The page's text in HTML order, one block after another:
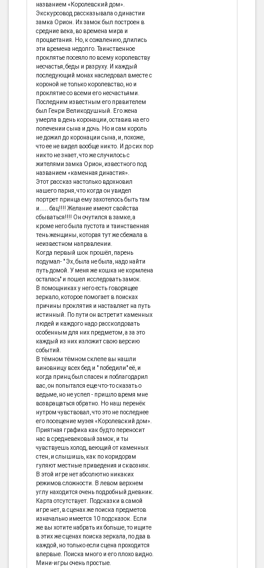
названием «Королевский дом».
Экскурсовод рассказывала о династии
замка Орион. Их замок был построен в
средние века, во времена мира и
процветания. Но, к сожалению, длились
эти времена недолго. Таинственное
проклятье посеяло по всему королевству
несчастья, беды и разруху. И каждый
последующий монах наследовал вместе с
короной не только королевство, но и
проклятие со всеми его несчастьями.
Последним известным его правителем
был Генри Великодушный. Его жена
умерла в день коронации, оставив на его
попечении сына и дочь. Но и сам король
не дожил до коронации сына, и, похоже,
что ее не видел вообще никто. И до сих пор
никто не знает, что же случилось с
жителями замка Орион, известного под
названием «каменная династия».
Этот рассказ настолько вдохновил
нашего парня, что когда он увидел
портрет принца ему захотелось быть там
и..... бац!!!! Желание имеют свойства
сбываться!!!! Он очутился в замке, а
кроме него была пустота и таинственная
тень женщины, которая тут же сбежала в
неизвестном направлении.
Когда первый шок прошёл, парень
подумал- " Эх, была не была, надо найти
путь домой. У меня же кошка не кормлена
осталась" и пошел исследовать замок.
В помощниках у него есть говорящее
зеркало, которое помогает в поисках
причины проклятия и наставляет на путь
истинный. По пути он встретит каменных
людей и каждого надо рассколдовать
особенным для них предметом, а за это
каждый из них изложит свою версию
событий.
В тёмном тёмном склепе вы нашли
виновницу всех бед и " победили" её, и
когда принц был спасен и поблагодарил
вас, он попытался еще что-то сказать о
ведьме, но не успел - пришло время мне
возвращаться обратно. Но наш перенёк
нутром чувствовал, что это не последнее
его посещение музея «Королевский дом».
Приятная графика как будто переносит
нас в средневековый замок, и ты
чувствуешь холод, веющий от каменных
стен, и слышишь, как по коридорам
гуляют местные приведения и сквозняк.
В этой игре нет абсолютно никаких
режимов сложности. В левом верхнем
углу находится очень подробный дневник.
Карта отсутствует. Подсказки в самой
игре нет, в сценах же поиска предметов
изначально имеется 10 подсказок. Если
же вы хотите набрать их больше, то ищите
в этих же сценах поиска зеркала, по два в
каждой, но только если сцена проходится
впервые. Поиска много и его плохо видно.
Мини-игры очень простые.